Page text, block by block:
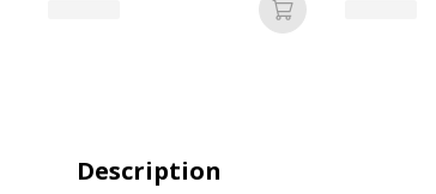
Ajouter au panier
Description